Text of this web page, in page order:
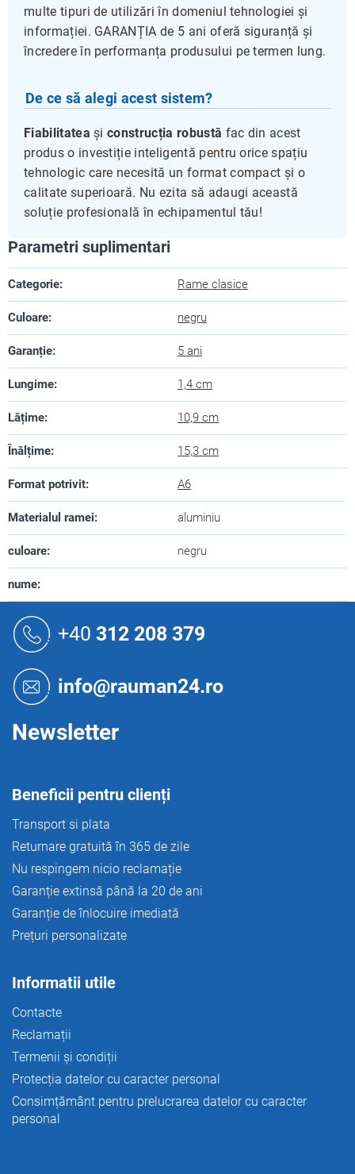
multe tipuri de utilizări în domeniul tehnologiei și
informației. GARANȚIA de 5 ani oferă siguranță și
încredere în performanța produsului pe termen lung.
De ce să alegi acest sistem?
Fiabilitatea șiconstrucția robustă fac din acest
produs o investiție inteligentă pentru orice spațiu
tehnologic care necesită un format compact și o
calitate superioară. Nu ezita să adaugi această
soluție profesională în echipamentul tău!
Parametri suplimentari
Categorie: Rame clasice
Culoare: negru
Garanție: 5 ani
Lungime: 1,4 cm
Lățime: 10,9 cm
Înălțime: 15,3 cm
Format potrivit: A6
Materialul ramei: aluminiu
culoare: negru
nume:
+40 312 208 379
info@rauman24.ro
Newsletter
Beneficii pentru clienți
Transport si plata
Returnare gratuită în 365 de zile
Nu respingem nicio reclamație
Garanție extinsă până la 20 de ani
Garanție de înlocuire imediată
Prețuri personalizate
Informatii utile
Contacte
Reclamații
Termenii și condiții
Protecția datelor cu caracter personal
Consimțământ pentru prelucrarea datelor cu caracter
personal